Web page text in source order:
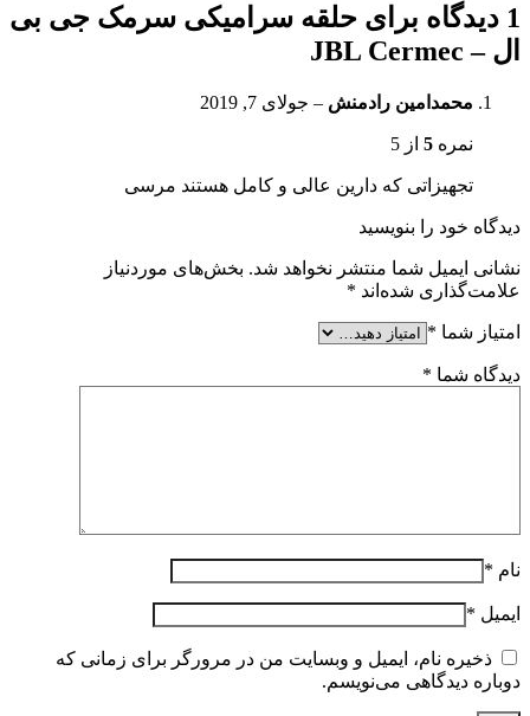
1 دیدگاه برای
حلقه سرامیکی سرمک جی بی
ال – JBL Cermec
محمدامین رادمنش – جولای 7, 2019
نمره 5 از 5
تجهیزاتی که دارین عالی و کامل هستند مرسی
دیدگاه خود را بنویسید
نشانی ایمیل شما منتشر نخواهد شد. بخش‌های موردنیاز
علامت‌گذاری شده‌اند *
امتیاز شما *
دیدگاه شما *
نام *
ایمیل *
ذخیره نام، ایمیل و وبسایت من در مرورگر برای زمانی که
دوباره دیدگاهی می‌نویسم.